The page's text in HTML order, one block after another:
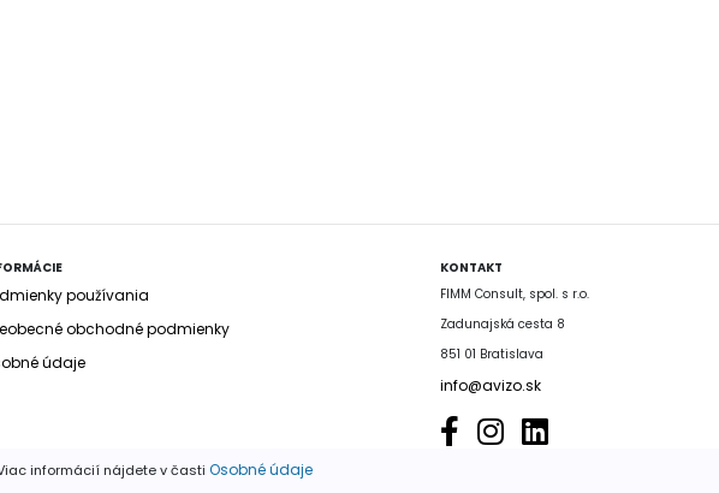
informácií nájdete v časti Osobné údaje
používania
obchodné podmienky
údaje
KONTAKT
FIMM Consult, spol. s r.o.
Zadunajská cesta 8
851 01 Bratislava
info@avizo.sk